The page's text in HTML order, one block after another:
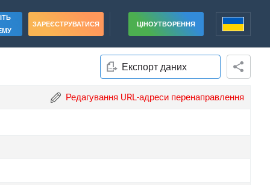
ЗАРЕЄСТРУВАТИСЯ ЦІНОУТВОРЕННЯ
Експорт даних
Редагування URL-адреси перенаправлення